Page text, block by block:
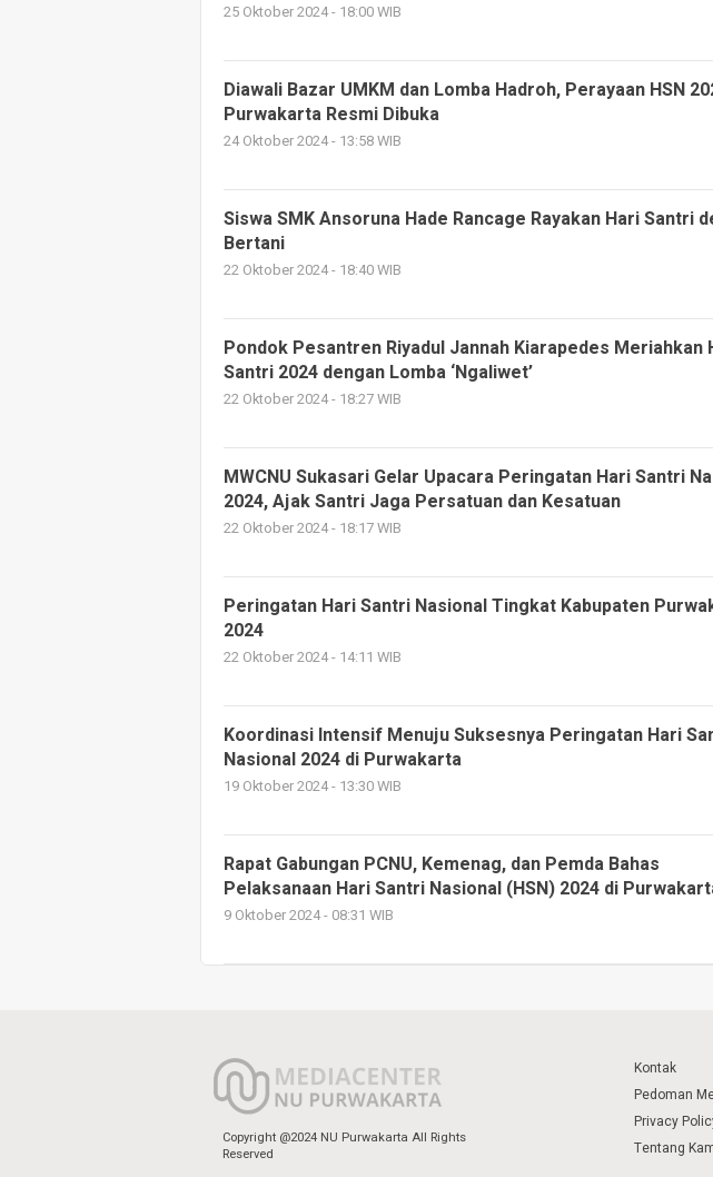
25 Oktober 2024 - 18:00 WIB
Diawali Bazar UMKM dan Lomba Hadroh, Perayaan HSN
Purwakarta Resmi Dibuka
24 Oktober 2024 - 13:58 WIB
Siswa SMK Ansoruna Hade Rancage Rayakan Hari Santri
Bertani
22 Oktober 2024 - 18:40 WIB
Pondok Pesantren Riyadul Jannah Kiarapedes Meriahkan
Santri 2024 dengan Lomba ‘Ngaliwet’
22 Oktober 2024 - 18:27 WIB
MWCNU Sukasari Gelar Upacara Peringatan Hari Santri
2024, Ajak Santri Jaga Persatuan dan Kesatuan
22 Oktober 2024 - 18:17 WIB
Peringatan Hari Santri Nasional Tingkat Kabupaten
2024
22 Oktober 2024 - 14:11 WIB
Koordinasi Intensif Menuju Suksesnya Peringatan Hari
Nasional 2024 di Purwakarta
19 Oktober 2024 - 13:30 WIB
Rapat Gabungan PCNU, Kemenag, dan Pemda Bahas
Pelaksanaan Hari Santri Nasional (HSN) 2024 di
9 Oktober 2024 - 08:31 WIB
Copyright @2024 NU Purwakarta All Rights
Reserved
Kontak
Pedoman
Privacy
Tentang